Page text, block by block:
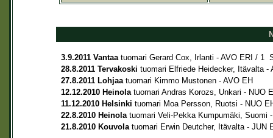
3.9.2011 Vantaa tuomari Gerard Cox, Irlanti - AVO ERI / 1
28.8.2011 Tervakoski tuomari Elfriede Heidecker, Itävalta
27.8.2011 Lohjaa tuomari Kimmo Mustonen - AVO EH
12.12.2010 Heinola tuomari Andras Korozs, Unkari - NUO
11.12.2010 Helsinki tuomari Moa Persson, Ruotsi - NUO
22.8.2010 Heinola tuomari Veli-Pekka Kumpumäki,
21.8.2010 Kouvola tuomari Erwin Deutcher, Itävalta - JUN